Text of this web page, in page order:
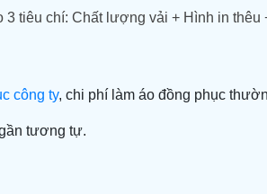
3 tiêu chí: Chất lượng vải + Hình in thêu
công ty, chi phí làm áo đồng phục
tương tự.